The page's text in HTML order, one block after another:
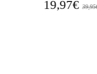
19,97€ 39,95€